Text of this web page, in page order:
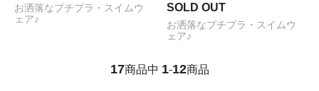
お洒落なプチプラ・スイムウ
ェア♪
SOLD OUT
お洒落なプチプラ・スイムウ
ェア♪
17商品中 1-12商品